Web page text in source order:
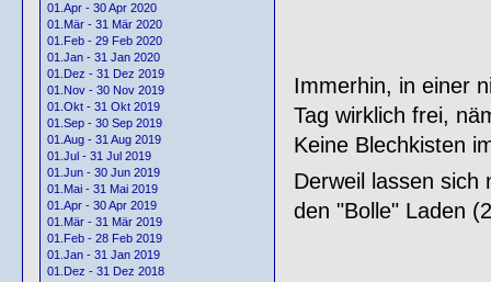
01.Apr - 30 Apr 2020
01.Mär - 31 Mär 2020
01.Feb - 29 Feb 2020
01.Jan - 31 Jan 2020
01.Dez - 31 Dez 2019
01.Nov - 30 Nov 2019
01.Okt - 31 Okt 2019
01.Sep - 30 Sep 2019
01.Aug - 31 Aug 2019
01.Jul - 31 Jul 2019
01.Jun - 30 Jun 2019
01.Mai - 31 Mai 2019
01.Apr - 30 Apr 2019
01.Mär - 31 Mär 2019
01.Feb - 28 Feb 2019
01.Jan - 31 Jan 2019
01.Dez - 31 Dez 2018
Immerhin, in einer
Tag wirklich frei,
Keine Blechkisten
Derweil lassen sich
den "Bolle" Laden